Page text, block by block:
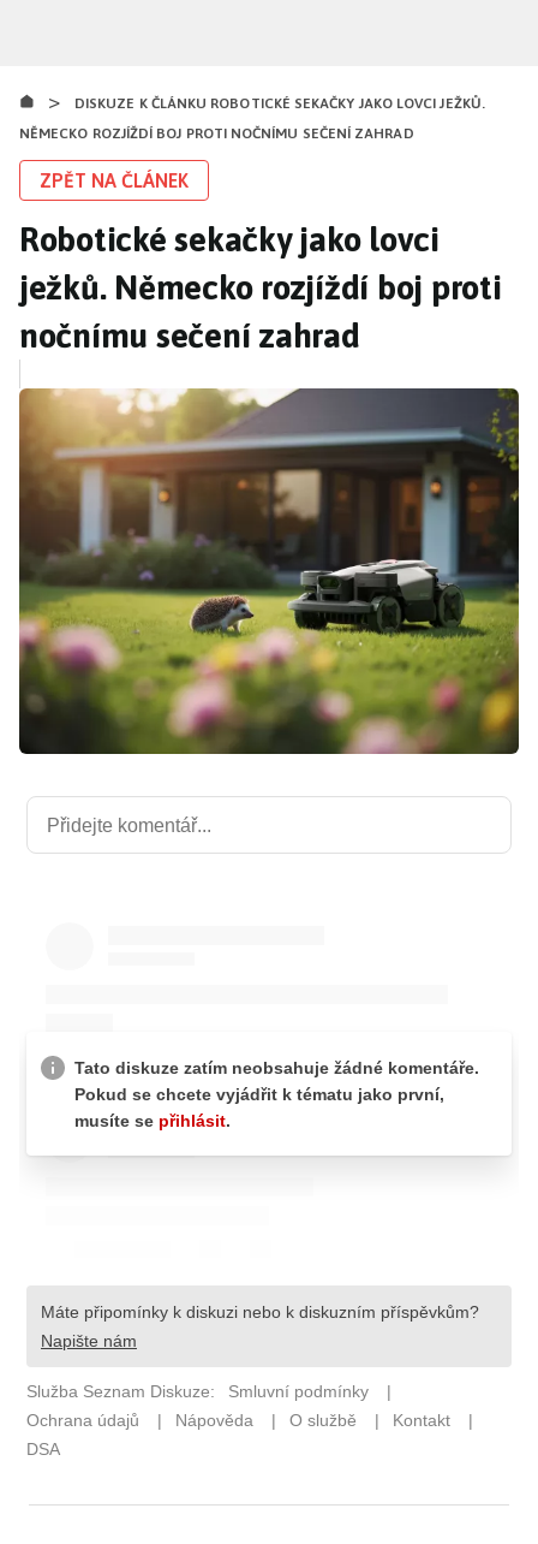
obsahu
>
DISKUZE K ČLÁNKU ROBOTICKÉ SEKAČKY JAKO LOVCI JEŽKŮ.
NĚMECKO ROZJÍŽDÍ BOJ PROTI NOČNÍMU SEČENÍ ZAHRAD
ZPĚT NA ČLÁNEK
Robotické sekačky jako lovci
ježků. Německo rozjíždí boj proti
nočnímu sečení zahrad